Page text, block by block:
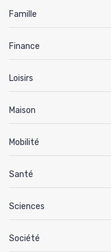
Famille
Finance
Loisirs
Maison
Mobilité
Santé
Sciences
Société